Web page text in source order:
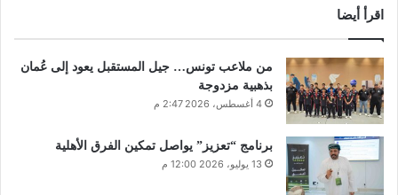
اقرأ أيضا
من ملاعب تونس… جيل المستقبل يعود إلى عُمان
بذهبية مزدوجة
4 أغسطس، 2026 2:47 م
برنامج “تعزيز” يواصل تمكين الفرق الأهلية
13 يوليو، 2026 12:00 م